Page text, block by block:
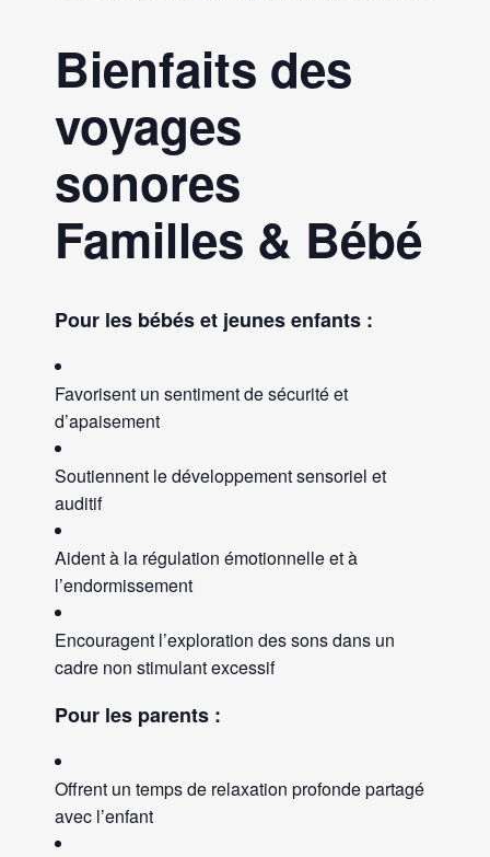
Bienfaits des
voyages
sonores
Familles & Bébé
Pour les bébés et jeunes enfants :
Favorisent un sentiment de sécurité et
d’apaisement
Soutiennent le développement sensoriel et
auditif
Aident à la régulation émotionnelle et à
l’endormissement
Encouragent l’exploration des sons dans un
cadre non stimulant excessif
Pour les parents :
Offrent un temps de relaxation profonde partagé
avec l’enfant